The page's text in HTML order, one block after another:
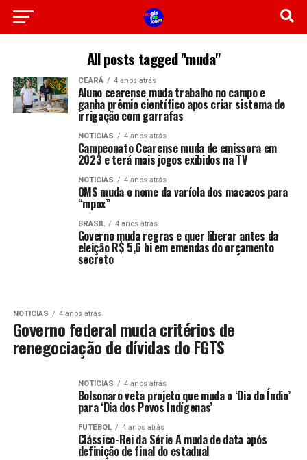
All posts tagged "muda"
CEARÁ 4 anos atrás
Aluno cearense muda trabalho no campo e
ganha prêmio científico apos criar sistema de
irrigação com garrafas
NOTICIAS 4 anos atrás
Campeonato Cearense muda de emissora em
2023 e terá mais jogos exibidos na TV
NOTICIAS 4 anos atrás
OMS muda o nome da varíola dos macacos para
“mpox”
BRASIL 4 anos atrás
Governo muda regras e quer liberar antes da
eleição R$ 5,6 bi em emendas do orçamento
secreto
NOTICIAS 4 anos atrás
Governo federal muda critérios de
renegociação de dívidas do FGTS
NOTICIAS 4 anos atrás
Bolsonaro veta projeto que muda o ‘Dia do Índio’
para ‘Dia dos Povos Indígenas’
FUTEBOL 4 anos atrás
Clássico-Rei da Série A muda de data após
definição de final do estadual